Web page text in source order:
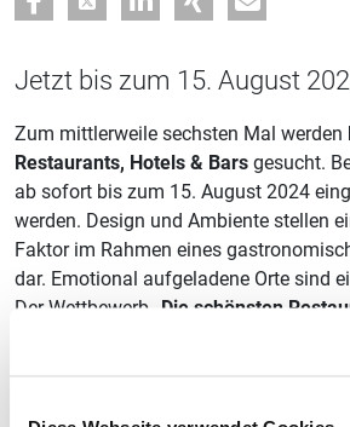
Jetzt bis zum 15. August
Zum mittlerweile sechsten Mal werden
Restaurants, Hotels & Bars gesucht.
ab sofort bis zum 15. August 2024
werden. Design und Ambiente stellen
Faktor im Rahmen eines
dar. Emotional aufgeladene Orte sind
Der Wettbewerb
„Die schönsten
würdigt die wichtige Rolle, die
„öffentliche Wohnzimmer“ spiegeln.